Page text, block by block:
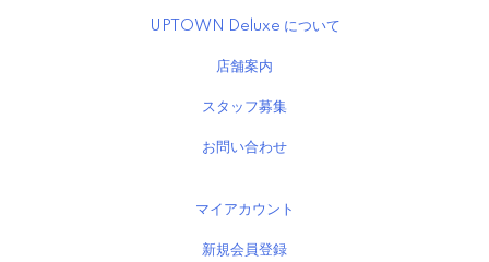
UPTOWN Deluxe について
店舗案内
スタッフ募集
お問い合わせ
マイアカウント
新規会員登録